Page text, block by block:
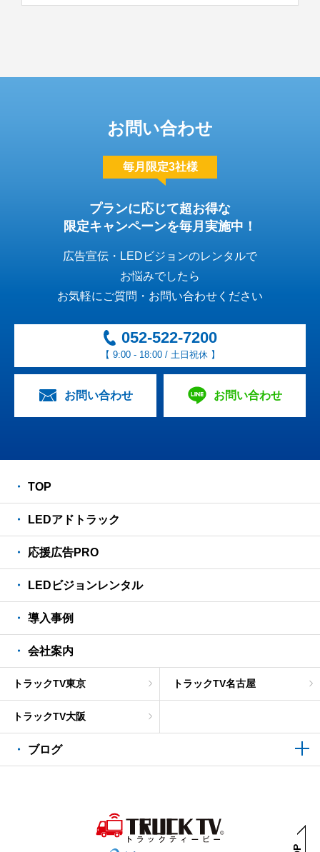
お問い合わせ
毎月限定3社様
プランに応じて超お得な
限定キャンペーンを毎月実施中！
広告宣伝・LEDビジョンのレンタルで
お悩みでしたら
お気軽にご質問・お問い合わせください
052-522-7200
【 9:00 - 18:00 / 土日祝休 】
お問い合わせ お問い合わせ
TOP
LEDアドトラック
応援広告PRO
LEDビジョンレンタル
導入事例
会社案内
トラックTV東京 トラックTV名古屋
トラックTV大阪
ブログ